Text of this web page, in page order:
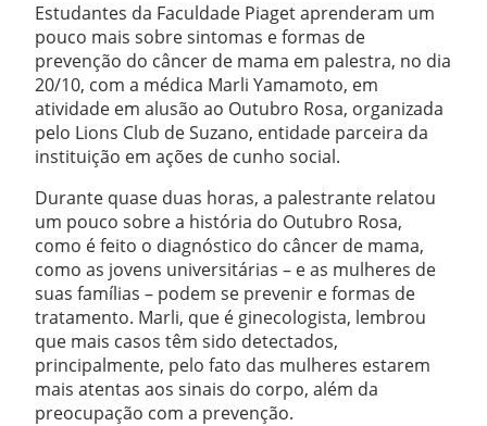
Estudantes da Faculdade Piaget aprenderam um
pouco mais sobre sintomas e formas de
prevenção do câncer de mama em palestra, no dia
20/10, com a médica Marli Yamamoto, em
atividade em alusão ao Outubro Rosa, organizada
pelo Lions Club de Suzano, entidade parceira da
instituição em ações de cunho social.
Durante quase duas horas, a palestrante relatou
um pouco sobre a história do Outubro Rosa,
como é feito o diagnóstico do câncer de mama,
como as jovens universitárias – e as mulheres de
suas famílias – podem se prevenir e formas de
tratamento. Marli, que é ginecologista, lembrou
que mais casos têm sido detectados,
principalmente, pelo fato das mulheres estarem
mais atentas aos sinais do corpo, além da
preocupação com a prevenção.